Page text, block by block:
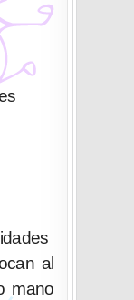
al
mano